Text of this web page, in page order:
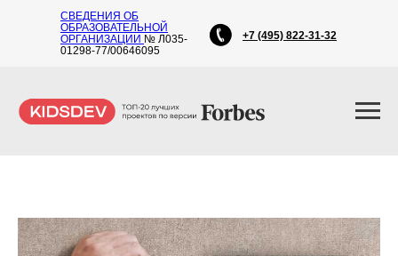
СВЕДЕНИЯ ОБ
ОБРАЗОВАТЕЛЬНОЙ
ОРГАНИЗАЦИИ № Л035-
01298-77/00646095
+7 (495) 822-31-32